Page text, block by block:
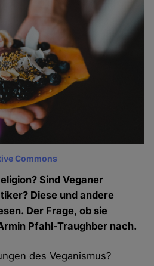
Commons
Sind Veganer
Diese und andere
Der Frage, ob sie
Pfahl-Traughber nach.
des Veganismus?